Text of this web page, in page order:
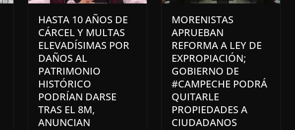
HASTA 10 AÑOS DE
CÁRCEL Y MULTAS
ELEVADÍSIMAS POR
DAÑOS AL
PATRIMONIO
HISTÓRICO
PODRÍAN DARSE
TRAS EL 8M,
ANUNCIAN
MORENISTAS
APRUEBAN
REFORMA A LEY DE
EXPROPIACIÓN;
GOBIERNO DE
#CAMPECHE PODRÁ
QUITARLE
PROPIEDADES A
CIUDADANOS